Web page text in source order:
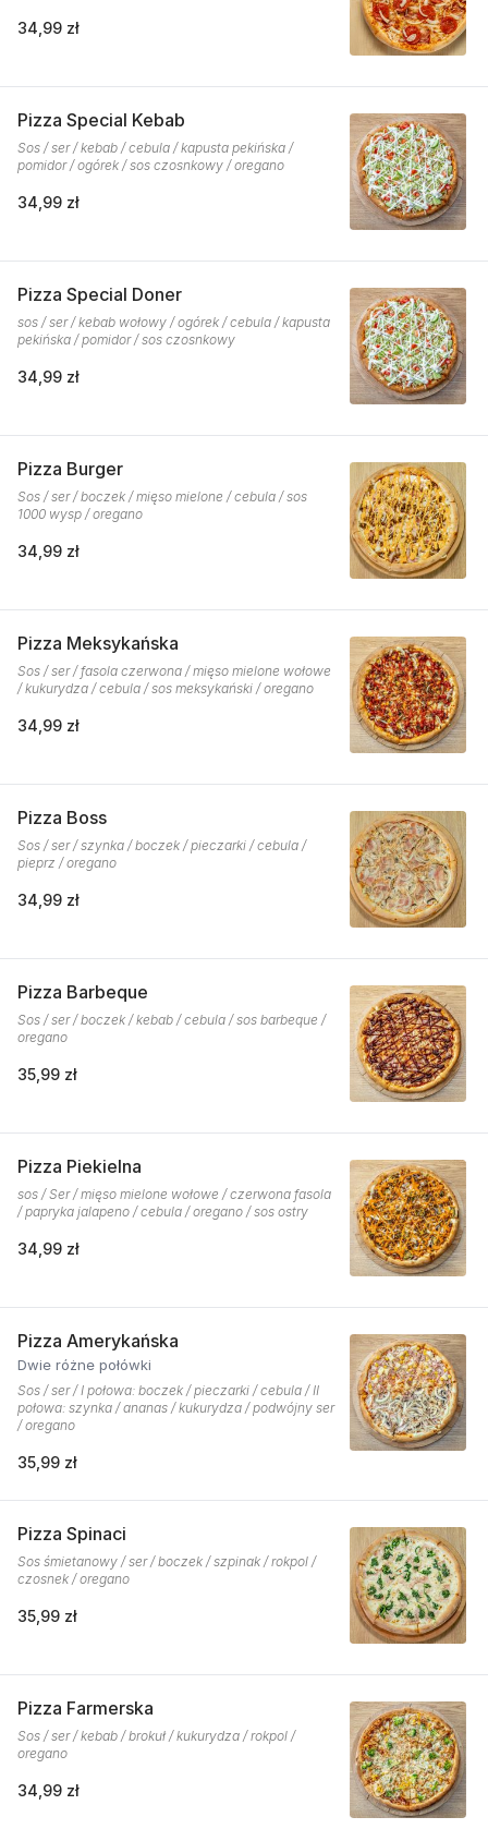
34,99 zł
Pizza Special Kebab
Sos / ser / kebab / cebula / kapusta pekińska /
pomidor / ogórek / sos czosnkowy / oregano
34,99 zł
Pizza Special Doner
sos / ser / kebab wołowy / ogórek / cebula / kapusta
pekińska / pomidor / sos czosnkowy
34,99 zł
Pizza Burger
Sos / ser / boczek / mięso mielone / cebula / sos
1000 wysp / oregano
34,99 zł
Pizza Meksykańska
Sos / ser / fasola czerwona / mięso mielone wołowe
/ kukurydza / cebula / sos meksykański / oregano
34,99 zł
Pizza Boss
Sos / ser / szynka / boczek / pieczarki / cebula /
pieprz / oregano
34,99 zł
Pizza Barbeque
Sos / ser / boczek / kebab / cebula / sos barbeque /
oregano
35,99 zł
Pizza Piekielna
sos / Ser / mięso mielone wołowe / czerwona fasola
/ papryka jalapeno / cebula / oregano / sos ostry
34,99 zł
Pizza Amerykańska
Dwie różne połówki
Sos / ser / I połowa: boczek / pieczarki / cebula / II
połowa: szynka / ananas / kukurydza / podwójny ser
/ oregano
35,99 zł
Pizza Spinaci
Sos śmietanowy / ser / boczek / szpinak / rokpol /
czosnek / oregano
35,99 zł
Pizza Farmerska
Sos / ser / kebab / brokuł / kukurydza / rokpol /
oregano
34,99 zł